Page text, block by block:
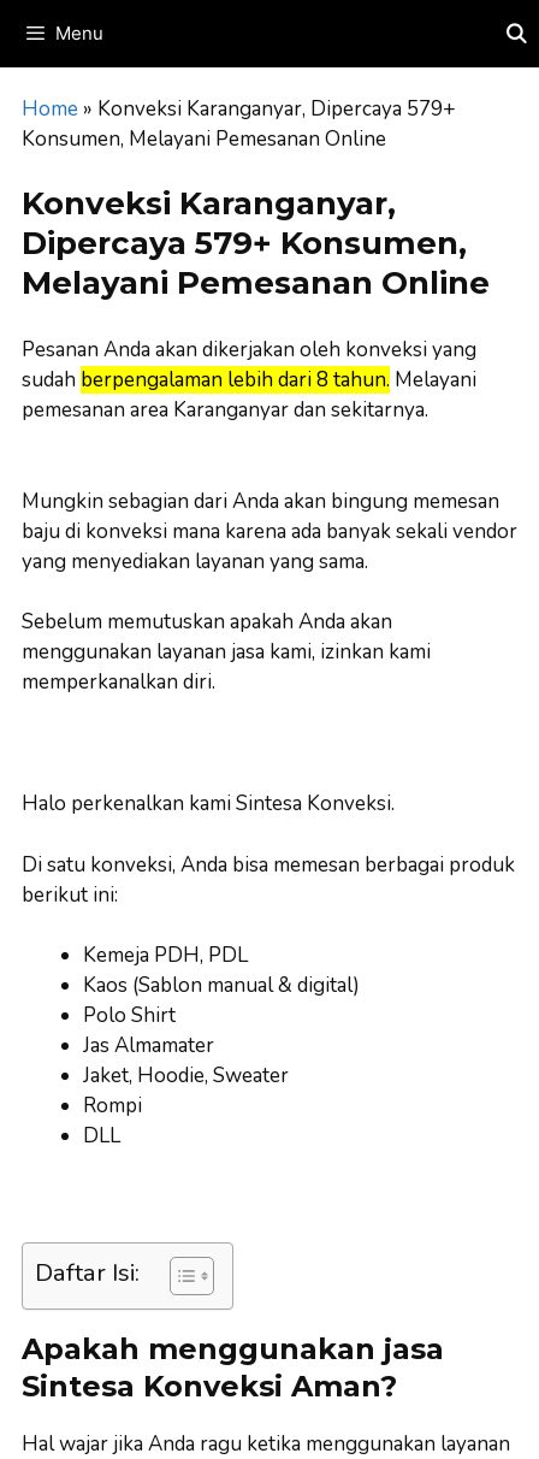
content
Menu
Home » Konveksi Karanganyar, Dipercaya 579+
Konsumen, Melayani Pemesanan Online
Konveksi Karanganyar,
Dipercaya 579+ Konsumen,
Melayani Pemesanan Online
Pesanan Anda akan dikerjakan oleh konveksi yang
sudah berpengalaman lebih dari 8 tahun. Melayani
pemesanan area Karanganyar dan sekitarnya.
Mungkin sebagian dari Anda akan bingung memesan
baju di konveksi mana karena ada banyak sekali vendor
yang menyediakan layanan yang sama.
Sebelum memutuskan apakah Anda akan
menggunakan layanan jasa kami, izinkan kami
memperkanalkan diri.
Halo perkenalkan kami Sintesa Konveksi.
Di satu konveksi, Anda bisa memesan berbagai produk
berikut ini:
Kemeja PDH, PDL
Kaos (Sablon manual & digital)
Polo Shirt
Jas Almamater
Jaket, Hoodie, Sweater
Rompi
DLL
Daftar Isi:
Apakah menggunakan jasa
Sintesa Konveksi Aman?
Hal wajar jika Anda ragu ketika menggunakan layanan